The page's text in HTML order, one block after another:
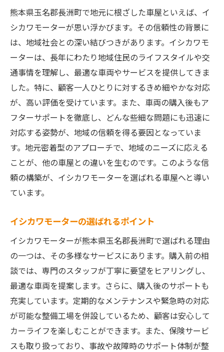
お客様との信頼関係を築く理由
長洲町での車屋としての役割
地域の声を活かしたサービス改善
イシカワモーターの安心サポート体制
熊本での車屋選びのポイント
車屋イシカワモーターが提供する信頼の保険サ
ービス
保険サービスの選び方とポイント
安心できる保険プランの提案
車屋での保険相談が便利な理由
事故時のサポート体制について
長洲町で愛される車屋イシカワモーターの魅力
とは
地域に愛される理由を探る
車屋の魅力を高めるサービス精神
イシカワモーターの特別な車選び
地元イベントへの積極的な参加
長洲町での地域密着型サービス
車屋としてのユニークな取り組み
熊本県玉名郡長洲町で地元に根ざした車屋といえば、イ
シカワモーターが思い浮かびます。その信頼性の背景に
は、地域社会との深い結びつきがあります。イシカワモ
ーターは、長年にわたり地域住民のライフスタイルや交
通事情を理解し、最適な車両やサービスを提供してきま
した。特に、顧客一人ひとりに対するきめ細やかな対応
が、高い評価を受けています。また、車両の購入後もア
フターサポートを徹底し、どんな些細な問題にも迅速に
対応する姿勢が、地域の信頼を得る要因となっていま
す。地元密着型のアプローチで、地域のニーズに応える
ことが、他の車屋との違いを生むのです。このような信
頼の構築が、イシカワモーターを選ばれる車屋へと導い
ています。
イシカワモーターの選ばれるポイント
イシカワモーターが熊本県玉名郡長洲町で選ばれる理由
の一つは、その多様なサービスにあります。購入前の相
談では、専門のスタッフが丁寧に要望をヒアリングし、
最適な車両を提案します。さらに、購入後のサポートも
充実しています。定期的なメンテナンスや緊急時の対応
が可能な整備工場を併設しているため、顧客は安心して
カーライフを楽しむことができます。また、保険サービ
スも取り扱っており、事故や故障時のサポート体制が整